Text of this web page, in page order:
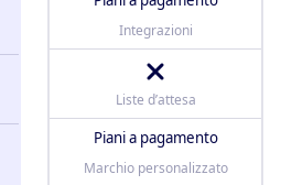
Integrazioni
Liste d’attesa
Piani a pagamento
Marchio personalizzato